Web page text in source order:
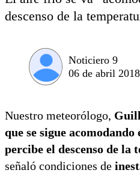
descenso de la
Noticiero 9
06 de abril 2018
Nuestro meteorólogo,
que se sigue
percibe el descenso de la
señaló condiciones de